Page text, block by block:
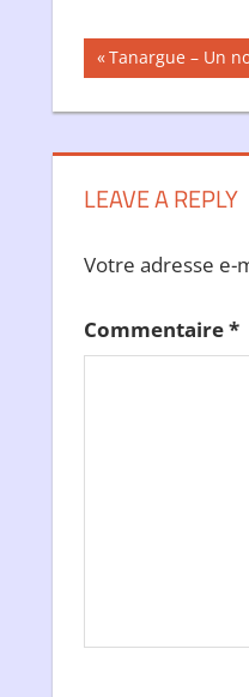
de
l’article
Publication
précédente :
Tanargue – Un
LEAVE A REPLY
Votre adresse e-
Commentaire*